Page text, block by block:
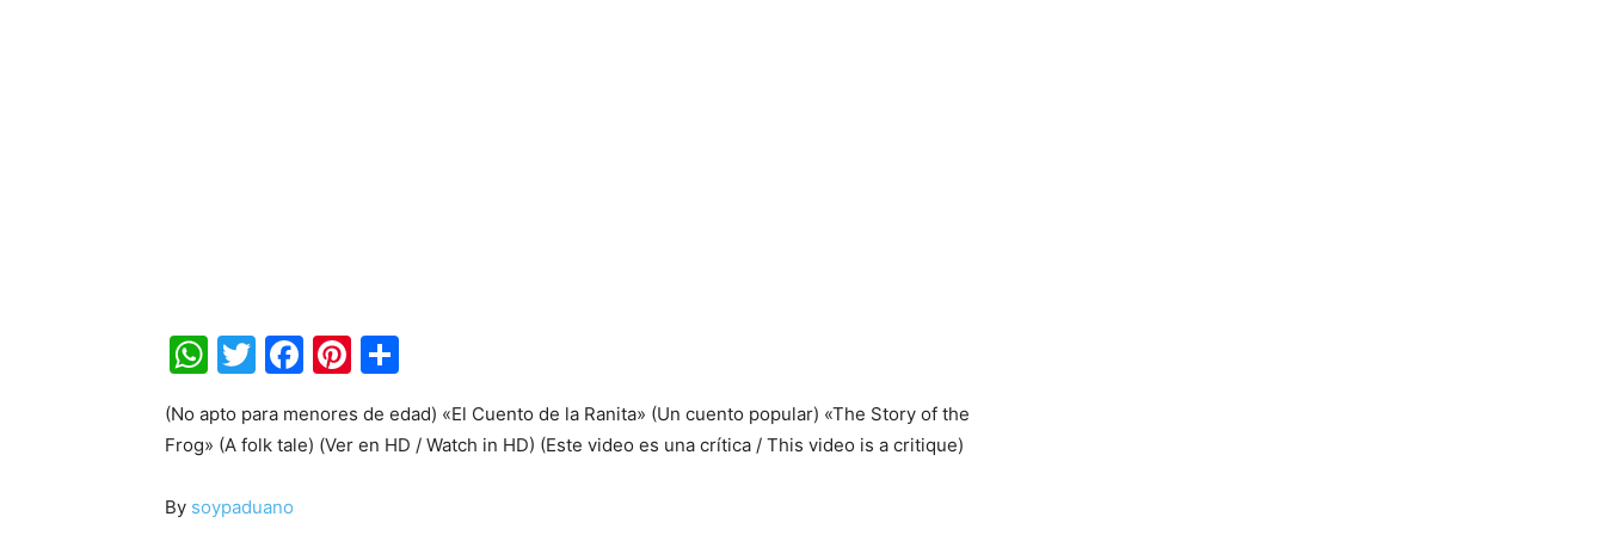
WhatsApp
Twitter
Facebook
Pinterest
(No apto para menores de edad) «El Cuento de la Ranita» (Un cuento popular) «The Story of the
Frog» (A folk tale) (Ver en HD / Watch in HD) (Este video es una crítica / This video is a critique)
By soypaduano